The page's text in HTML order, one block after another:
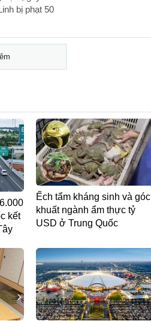
bị phạt 50
kết
Ếch tẩm kháng sinh và góc
khuất ngành ẩm thực tỷ
USD ở Trung Quốc